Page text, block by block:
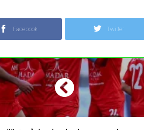
Facebook Twitter